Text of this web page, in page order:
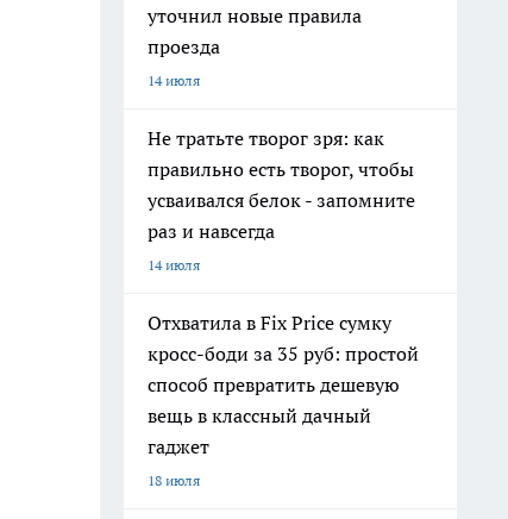
уточнил новые правила
проезда
14 июля
Не тратьте творог зря: как
правильно есть творог, чтобы
усваивался белок - запомните
раз и навсегда
14 июля
Отхватила в Fix Price сумку
кросс-боди за 35 руб: простой
способ превратить дешевую
вещь в классный дачный
гаджет
18 июля